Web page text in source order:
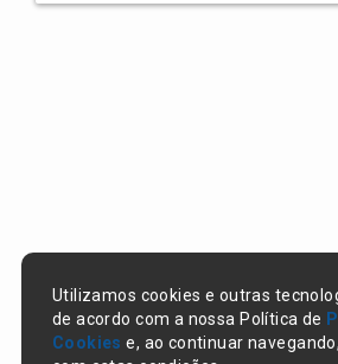
Utilizamos cookies e outras
de acordo com a nossa Política de
Cookies e, ao continuar